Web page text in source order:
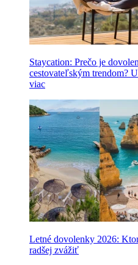
Staycation: Prečo je
cestovateľským trendom?
viac
Letné dovolenky 2026:
radšej zvážiť